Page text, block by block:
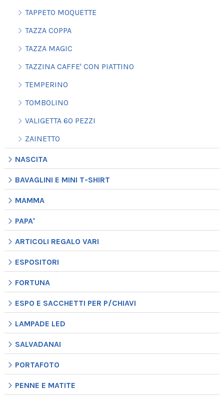
TAPPETO MOQUETTE
TAZZA COPPA
TAZZA MAGIC
TAZZINA CAFFE' CON PIATTINO
TEMPERINO
TOMBOLINO
VALIGETTA 60 PEZZI
ZAINETTO
NASCITA
BAVAGLINI E MINI T-SHIRT
MAMMA
PAPA'
ARTICOLI REGALO VARI
ESPOSITORI
FORTUNA
ESPO E SACCHETTI PER P/CHIAVI
LAMPADE LED
SALVADANAI
PORTAFOTO
PENNE E MATITE